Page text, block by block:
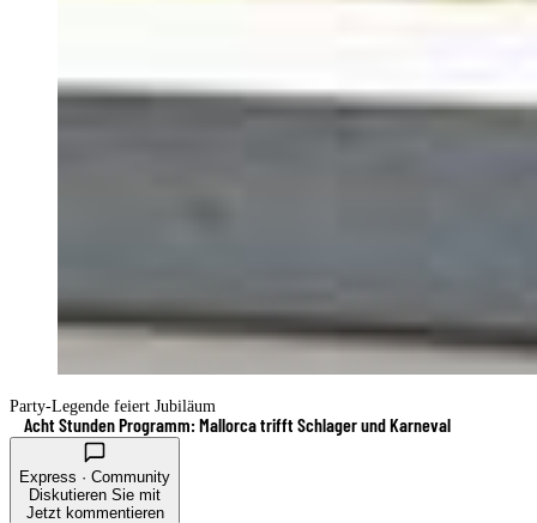
Party-Legende feiert Jubiläum
Acht Stunden Programm: Mallorca trifft Schlager und Karneval
Express · Community
Diskutieren Sie mit
Jetzt kommentieren